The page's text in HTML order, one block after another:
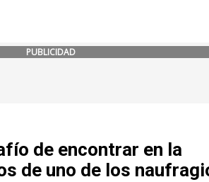
PUBLICIDAD
de encontrar en la
de uno de los